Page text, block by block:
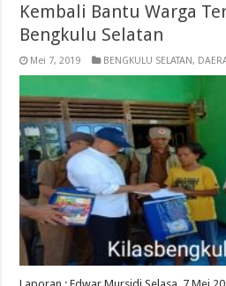
Kembali Bantu Warga
Bengkulu Selatan
Mei 7, 2019 BENGKULU SELATAN,